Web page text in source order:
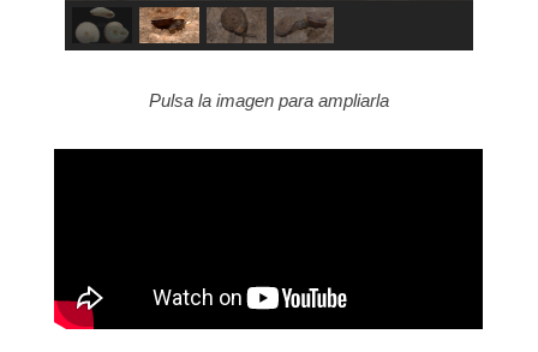
Pulsa la imagen para ampliarla